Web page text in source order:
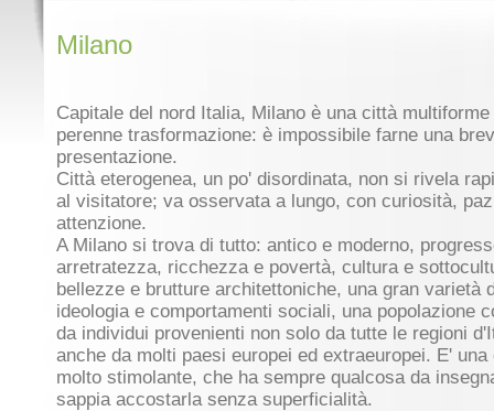
Milano
Capitale del nord Italia, Milano è una città multiforme
perenne trasformazione: è impossibile farne una
presentazione.
Città eterogenea, un po' disordinata, non si rivela
al visitatore; va osservata a lungo, con curiosità,
attenzione.
A Milano si trova di tutto: antico e moderno,
arretratezza, ricchezza e povertà, cultura e
bellezze e brutture architettoniche, una gran varietà
ideologia e comportamenti sociali, una popolazione
da individui provenienti non solo da tutte le regioni
anche da molti paesi europei ed extraeuropei. E' una
molto stimolante, che ha sempre qualcosa da
sappia accostarla senza superficialità.